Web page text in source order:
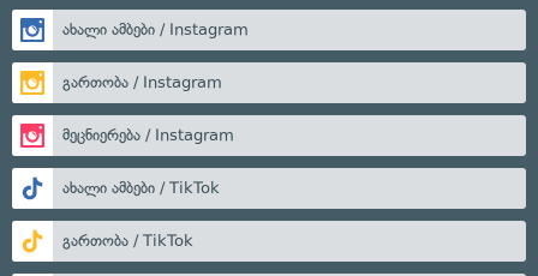
ახალი ამბები / Instagram
გართობა / Instagram
მეცნიერება / Instagram
ახალი ამბები / TikTok
გართობა / TikTok